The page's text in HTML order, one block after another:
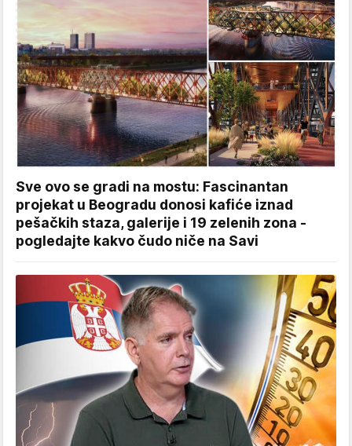
Sve ovo se gradi na mostu: Fascinantan
projekat u Beogradu donosi kafiće iznad
pešačkih staza, galerije i 19 zelenih zona -
pogledajte kakvo čudo niče na Savi